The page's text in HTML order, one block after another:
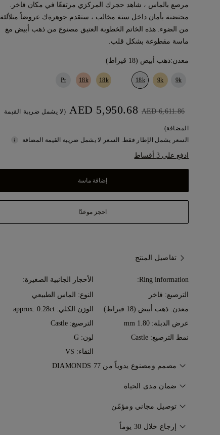
مرصع بالماس ، شاهد حجرك المركزي مرتفعًا في مكان فاخر.
محتضنة بأمان داخل ستة مخالب ، ستقدم جوهرةك عروضاً متلألئة
من الضوء. هذه الخاتم الخطوبة العتيق مصنوع من ذهب أبيض مع
ماسة مقطوعة بشكل قلب.
معدن:ذهب أبيض (18 قيراط)
9k
9k
18k
18k
18k
Pt
AED 6,611.86 (لا يشمل ضريبة القيمة
المضافة)
السعر يشمل الإطار فقط. السعر لا يشمل ضريبة القيمة المضافة
ادفع على 3 أقساط
إضافة ماسة
احجز موعدًا
تفاصيل المنتج
Ring information:
الترصيع: فاخر
معدن: ذهب أبيض (18 قيراط)
عرض الدبلة: 1.80 mm
نمط الترصيع: Castle
الأحجار الجانبية الصغيرة:
النوع: الماس الطبيعي
الوزن الكلي: approx. 0.28ct
الترصيع: Castle
لون: G
النقاء: VS
مصمم ومصنوع يدوياً من 77 DIAMONDS
إتقان فن صناعة المجوهرات، قطعةً تلو الأخرى، على يد خبراء
ضمان مدى الحياة
مجاناً. للمزيد من التفاصيل، راجع
توصيل مجاني ومؤمّن
سيتم توصيل مجوهراتك عن طريق خدمة التوصيل الخاصة
إرجاع خلال 30 يوماً